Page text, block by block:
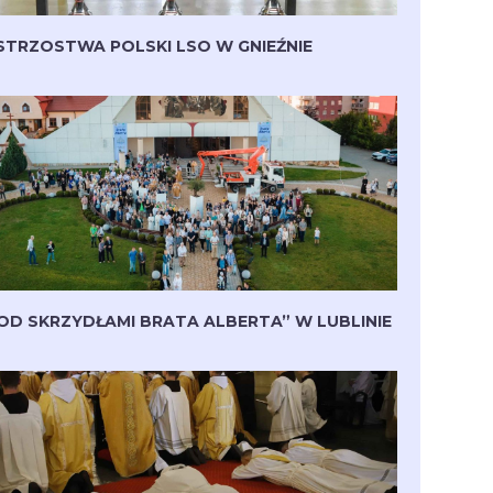
POLSKI LSO W GNIEŹNIE
SKRZYDŁAMI BRATA ALBERTA” W LUBLINIE